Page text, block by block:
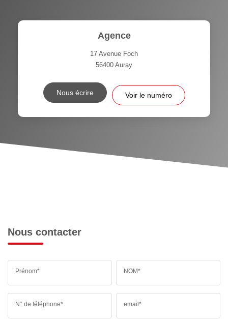
Agence
17 Avenue Foch
56400 Auray
Nous écrire Voir le numéro
Nous contacter
Prénom* NOM*
N° de téléphone* email*